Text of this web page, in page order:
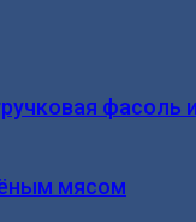
фасоль
мясом